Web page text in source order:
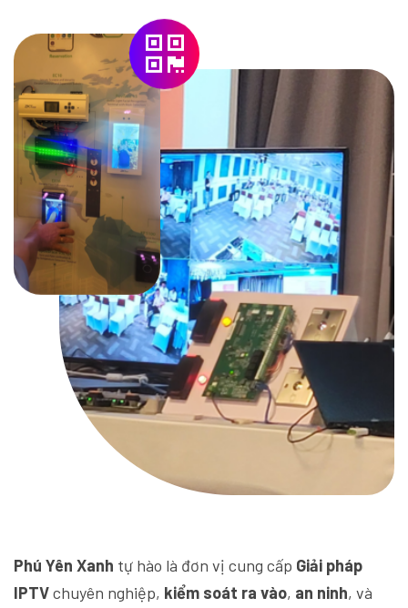
Phú Yên Xanh tự hào là đơn vị cung cấp Giải pháp
IPTVchuyên nghiệp, kiểm soát ra vào, an ninh, và